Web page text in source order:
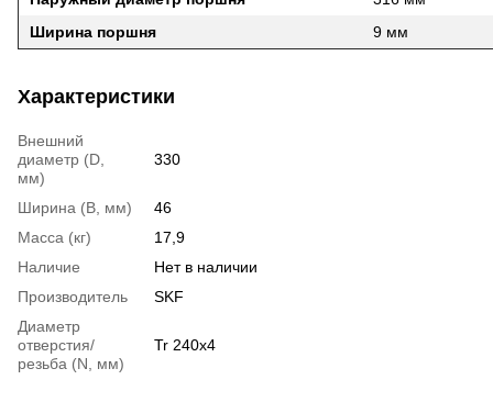
Ширина поршня
9 мм
Характеристики
Внешний
диаметр (D,
мм)
330
Ширина (B, мм)
46
Масса (кг)
17,9
Наличие
Нет в наличии
Производитель
SKF
Диаметр
отверстия/
резьба (N, мм)
Tr 240x4